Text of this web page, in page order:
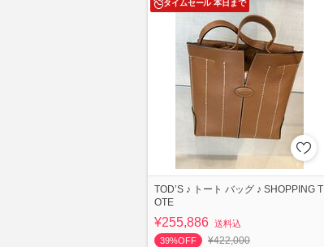
タイムセール 本日まで
TOD’S ♪ トート バッグ ♪ SHOPPING T
OTE
¥255,886 送料込
39%OFF
¥422,000